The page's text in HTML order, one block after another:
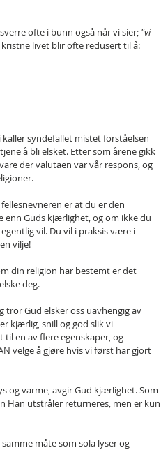
ofte i bunn også når vi sier; "vi
livet blir ofte redusert til å:
syndefallet mistet forståelsen
å bli elsket. Etter som årene gikk
der valutaen var vår respons, og
er at du er den
enn Guds kjærlighet, og om ikke du
vil. Du vil i praksis være i
vilje!
din religion har bestemt er det
deg.
tror Gud elsker oss uavhengig av
kjærlig, snill og god slik vi
en av flere egenskaper, og
velge å gjøre hvis vi først har gjort
og varme, avgir Gud kjærlighet. Som
Han utstråler returneres, men er kun
måte som sola lyser og